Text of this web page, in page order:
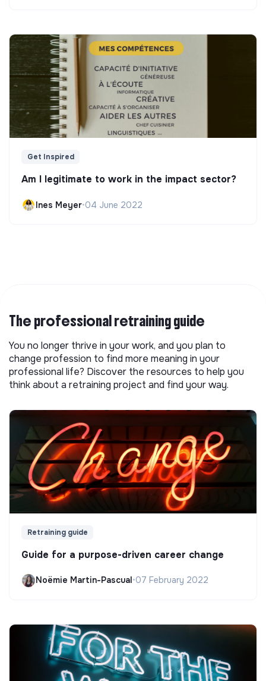
Get Inspired
Am I legitimate to work in the impact sector?
Ines Meyer•04 June 2022
The professional retraining guide
You no longer thrive in your work, and you plan to
change profession to find more meaning in your
professional life? Discover the resources to help you
think about a retraining project and find your way.
Retraining guide
Guide for a purpose-driven career change
Noëmie Martin-Pascual •07 February 2022